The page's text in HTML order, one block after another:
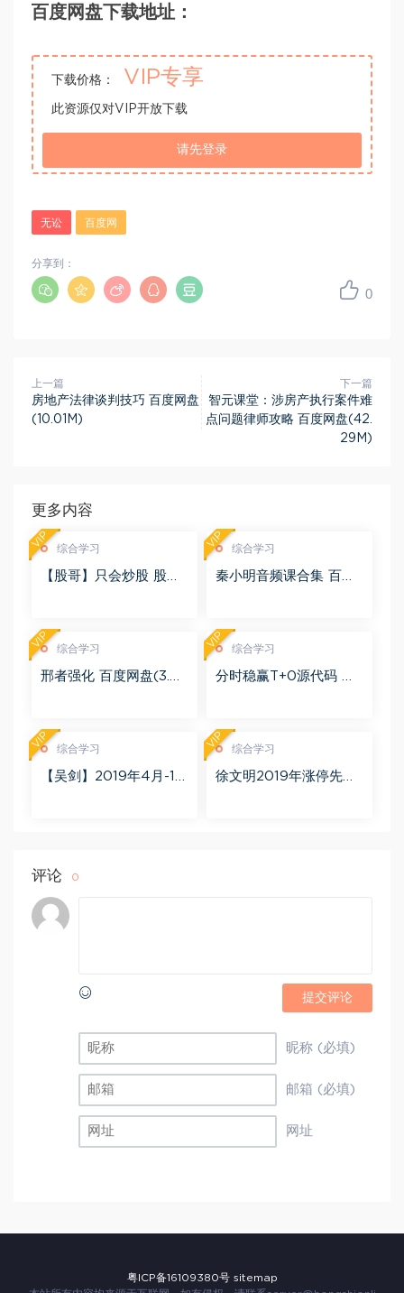
百度网盘下载地址：
下载价格： VIP专享
此资源仅对VIP开放下载
请先登录
无讼 百度网
0
分享到：
上一篇
房地产法律谈判技巧 百度网盘
(10.01M)
下一篇
智元课堂：涉房产执行案件难
点问题律师攻略 百度网盘(42.
29M)
更多内容
综合学习
【股哥】只会炒股 股哥
VIP 综合学习
秦小明音频课合集 百度
VIP
综合学习
邢者强化 百度网盘(3.01
VIP 综合学习
分时稳赢T+0源代码 自
VIP
综合学习
【吴剑】2019年4月-11
VIP 综合学习
徐文明2019年涨停先锋
VIP
评论 0
提交评论
昵称 (必填)
邮箱 (必填)
网址
粤ICP备16109380号 sitemap